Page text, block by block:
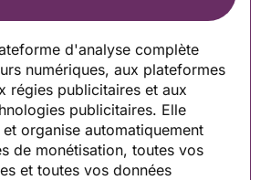
d'analyse complète
numériques, aux plateformes
régies publicitaires et aux
publicitaires. Elle
organise automatiquement
de monétisation, toutes vos
et toutes vos données